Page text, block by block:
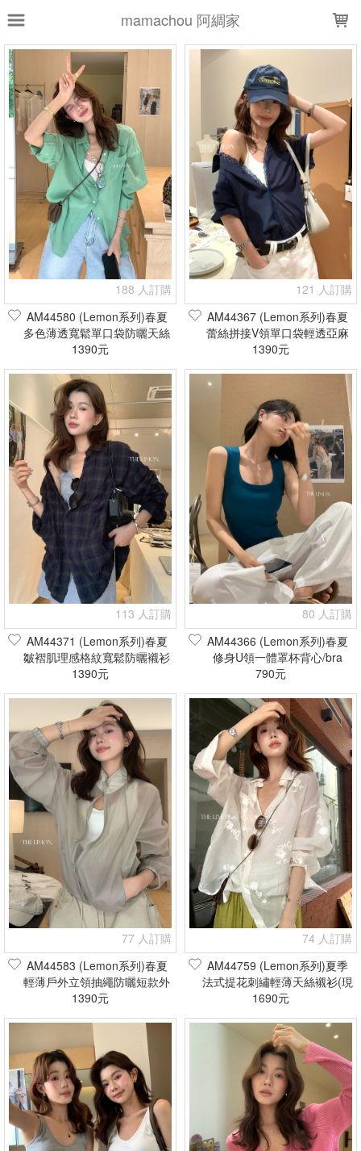
mamachou 阿綢家
銷售件數
樣式尺寸篩選
全部樣式 白 杏
藍
粉
灰 深灰
綠
米白
全部尺寸 S M L
XL
2XL
現貨商品
篩選
188 人訂購
AM44580 (Lemon系列)春夏
多色薄透寬鬆單口袋防曬天絲
襯衫(現貨+預購)
1390元
121 人訂購
AM44367 (Lemon系列)春夏
蕾絲拼接V領單口袋輕透亞麻
短袖襯衫(現貨+預購)
1390元
113 人訂購
AM44371 (Lemon系列)春夏
皺褶肌理感格紋寬鬆防曬襯衫
(現貨+預購)
1390元
80 人訂購
AM44366 (Lemon系列)春夏
修身U領一體罩杯背心/bra
top(現貨+預購)
790元
77 人訂購
AM44583 (Lemon系列)春夏
輕薄戶外立領抽繩防曬短款外
套(現貨+預購)
1390元
74 人訂購
AM44759 (Lemon系列)夏季
法式提花刺繡輕薄天絲襯衫(現
貨+預購)
1690元